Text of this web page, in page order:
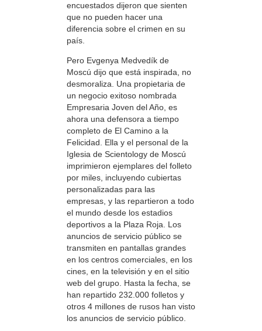
encuestados dijeron que sienten
que no pueden hacer una
diferencia sobre el crimen en su
país.
Pero Evgenya Medvedík de
Moscú dijo que está inspirada, no
desmoraliza. Una propietaria de
un negocio exitoso nombrada
Empresaria Joven del Año, es
ahora una defensora a tiempo
completo de El Camino a la
Felicidad. Ella y el personal de la
Iglesia de Scientology de Moscú
imprimieron ejemplares del folleto
por miles, incluyendo cubiertas
personalizadas para las
empresas, y las repartieron a todo
el mundo desde los estadios
deportivos a la Plaza Roja. Los
anuncios de servicio público se
transmiten en pantallas grandes
en los centros comerciales, en los
cines, en la televisión y en el sitio
web del grupo. Hasta la fecha, se
han repartido 232.000 folletos y
otros 4 millones de rusos han visto
los anuncios de servicio público.